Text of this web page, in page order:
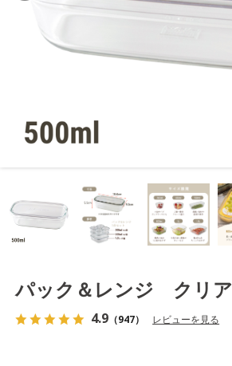
パック＆レンジ クリア
4.9 （947） レビューを見る